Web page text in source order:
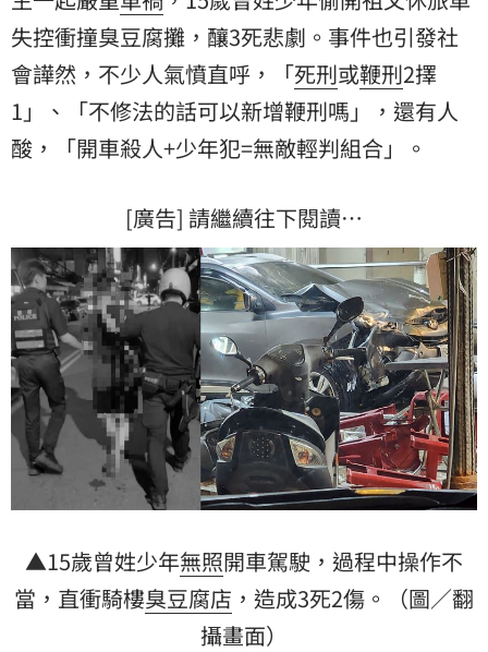
失控衝撞臭豆腐攤，釀3死悲劇。事件也引發社
會譁然，不少人氣憤直呼，「死刑或鞭刑2擇
1」、「不修法的話可以新增鞭刑嗎」，還有人
酸，「開車殺人+少年犯=無敵輕判組合」。
[廣告] 請繼續往下閱讀…
▲15歲曾姓少年無照開車駕駛，過程中操作不
當，直衝騎樓臭豆腐店 ，造成3死2傷。（圖／翻
攝畫面）